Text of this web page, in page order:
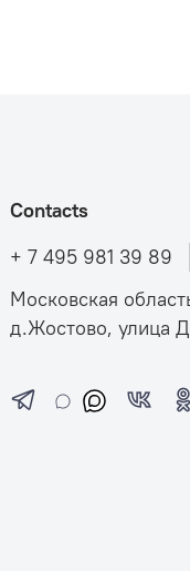
Contacts
+ 7 495 981 39 89
Московская
д.Жостово, улица